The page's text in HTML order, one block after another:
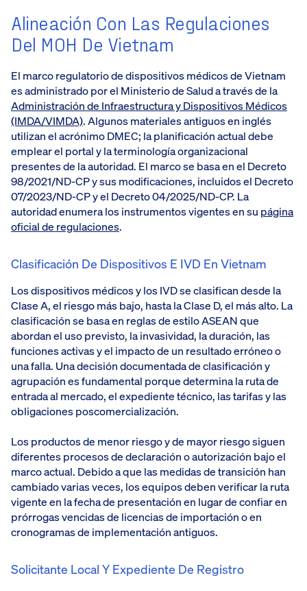
Alineación Con Las Regulaciones
Del MOH De Vietnam
El marco regulatorio de dispositivos médicos de Vietnam
es administrado por el Ministerio de Salud a través de la
Administración de Infraestructura y Dispositivos Médicos
(IMDA/VIMDA). Algunos materiales antiguos en inglés
utilizan el acrónimo DMEC; la planificación actual debe
emplear el portal y la terminología organizacional
presentes de la autoridad. El marco se basa en el Decreto
98/2021/ND-CP y sus modificaciones, incluidos el Decreto
07/2023/ND-CP y el Decreto 04/2025/ND-CP. La
autoridad enumera los instrumentos vigentes en su página
oficial de regulaciones.
Clasificación De Dispositivos E IVD En Vietnam
Los dispositivos médicos y los IVD se clasifican desde la
Clase A, el riesgo más bajo, hasta la Clase D, el más alto. La
clasificación se basa en reglas de estilo ASEAN que
abordan el uso previsto, la invasividad, la duración, las
funciones activas y el impacto de un resultado erróneo o
una falla. Una decisión documentada de clasificación y
agrupación es fundamental porque determina la ruta de
entrada al mercado, el expediente técnico, las tarifas y las
obligaciones poscomercialización.
Los productos de menor riesgo y de mayor riesgo siguen
diferentes procesos de declaración o autorización bajo el
marco actual. Debido a que las medidas de transición han
cambiado varias veces, los equipos deben verificar la ruta
vigente en la fecha de presentación en lugar de confiar en
prórrogas vencidas de licencias de importación o en
cronogramas de implementación antiguos.
Solicitante Local Y Expediente De Registro